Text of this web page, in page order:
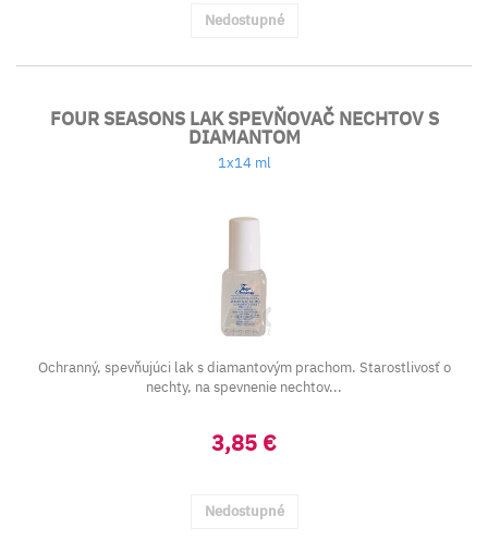
Nedostupné
FOUR SEASONS LAK SPEVŇOVAČ NECHTOV S
DIAMANTOM
1x14 ml
Ochranný, spevňujúci lak s diamantovým prachom. Starostlivosť o
nechty, na spevnenie nechtov...
3,85 €
Nedostupné